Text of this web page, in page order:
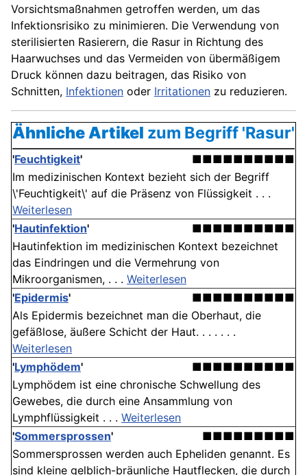
Vorsichtsmaßnahmen getroffen werden, um das
Infektionsrisiko zu minimieren. Die Verwendung von
sterilisierten Rasierern, die Rasur in Richtung des
Haarwuchses und das Vermeiden von übermäßigem
Druck können dazu beitragen, das Risiko von
Schnitten, Infektionen oder Irritationen zu reduzieren.
Ähnliche Artikel zum Begriff 'Rasur'
'Feuchtigkeit'
■■■■■■■■■■
Im medizinischen Kontext bezieht sich der Begriff
\'Feuchtigkeit\' auf die Präsenz von Flüssigkeit . . .
Weiterlesen
'Hautinfektion'
■■■■■■■■■■
Hautinfektion im medizinischen Kontext bezeichnet
das Eindringen und die Vermehrung von
Mikroorganismen, . . . Weiterlesen
'Epidermis'
■■■■■■■■■■
Als Epidermis bezeichnet man die Oberhaut, die
gefäßlose, äußere Schicht der Haut. . . . . . .
Weiterlesen
'Lymphödem'
■■■■■■■■■■
Lymphödem ist eine chronische Schwellung des
Gewebes, die durch eine Ansammlung von
Lymphflüssigkeit . . . Weiterlesen
'Sommersprossen'
■■■■■■■■■
Sommersprossen werden auch Epheliden genannt. Es
sind kleine gelblich-bräunliche Hautflecken, die durch